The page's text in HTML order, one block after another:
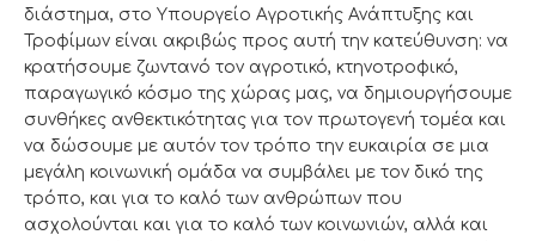
διάστημα, στο Υπουργείο Αγροτικής Ανάπτυξης και
Τροφίμων είναι ακριβώς προς αυτή την κατεύθυνση: να
κρατήσουμε ζωντανό τον αγροτικό, κτηνοτροφικό,
παραγωγικό κόσμο της χώρας μας, να δημιουργήσουμε
συνθήκες ανθεκτικότητας για τον πρωτογενή τομέα και
να δώσουμε με αυτόν τον τρόπο την ευκαιρία σε μια
μεγάλη κοινωνική ομάδα να συμβάλει με τον δικό της
τρόπο, και για το καλό των ανθρώπων που
ασχολούνται και για το καλό των κοινωνιών, αλλά και